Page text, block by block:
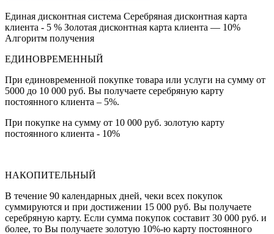
Единая дисконтная система Серебряная дисконтная карта
клиента - 5 % Золотая дисконтная карта клиента — 10%
Алгоритм получения
ЕДИНОВРЕМЕННЫЙ
При единовременной покупке товара или услуги на сумму от
5000 до 10 000 руб. Вы получаете серебряную карту
постоянного клиента – 5%.
При покупке на сумму от 10 000 руб. золотую карту
постоянного клиента - 10%
НАКОПИТЕЛЬНЫЙ
В течение 90 календарных дней, чеки всех покупок
суммируются и при достижении 15 000 руб. Вы получаете
серебряную карту. Если сумма покупок составит 30 000 руб. и
более, то Вы получаете золотую 10%-ю карту постоянного